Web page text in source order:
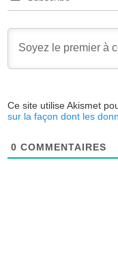
Ce site utilise Akismet
sur la façon dont les
0 COMMENTAIRES